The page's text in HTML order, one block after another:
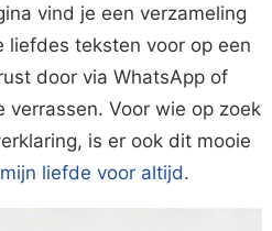
vind je een verzameling
liefdes teksten voor op een
door via WhatsApp of
verrassen. Voor wie op zoek
is er ook dit mooie
liefde voor altijd.